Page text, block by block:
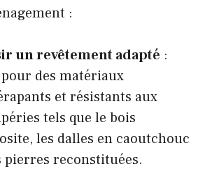
:
un revêtement adapté :
des matériaux
et résistants aux
tels que le bois
les dalles en caoutchouc
pierres reconstituées.